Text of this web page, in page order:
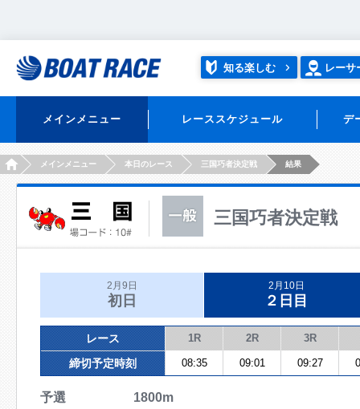
知る楽しむ レーサ
メインメニュー レーススケジュール デ
HOMEメインメニュー 本日のレース 三国巧者決定戦 結果
三国巧者決定戦
2月9日
初日
2月10日
２日目
レース 1R 2R 3R
締切予定時刻 08:35 09:01 09:27
予選 1800m